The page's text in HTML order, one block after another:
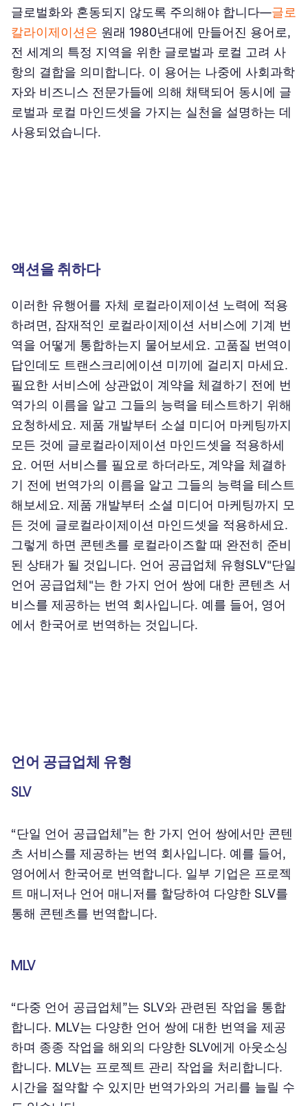
글로벌화와 혼동되지 않도록 주의해야 합니다⁠—글로
칼라이제이션은 원래 1980년대에 만들어진 용어로,
전 세계의 특정 지역을 위한 글로벌과 로컬 고려 사
항의 결합을 의미합니다. 이 용어는 나중에 사회과학
자와 비즈니스 전문가들에 의해 채택되어 동시에 글
로벌과 로컬 마인드셋을 가지는 실천을 설명하는 데
사용되었습니다.
액션을 취하다
이러한 유행어를 자체 로컬라이제이션 노력에 적용
하려면, 잠재적인 로컬라이제이션 서비스에 기계 번
역을 어떻게 통합하는지 물어보세요. 고품질 번역이
답인데도 트랜스크리에이션 미끼에 걸리지 마세요.
필요한 서비스에 상관없이 계약을 체결하기 전에 번
역가의 이름을 알고 그들의 능력을 테스트하기 위해
요청하세요. 제품 개발부터 소셜 미디어 마케팅까지
모든 것에 글로컬라이제이션 마인드셋을 적용하세
요. 어떤 서비스를 필요로 하더라도, 계약을 체결하
기 전에 번역가의 이름을 알고 그들의 능력을 테스트
해보세요. 제품 개발부터 소셜 미디어 마케팅까지 모
든 것에 글로컬라이제이션 마인드셋을 적용하세요.
그렇게 하면 콘텐츠를 로컬라이즈할 때 완전히 준비
된 상태가 될 것입니다. ‍언어 공급업체 유형SLV"단일
언어 공급업체"는 한 가지 언어 쌍에 대한 콘텐츠 서
비스를 제공하는 번역 회사입니다. 예를 들어, 영어
에서 한국어로 번역하는 것입니다.
언어 공급업체 유형
SLV
“단일 언어 공급업체”는 한 가지 언어 쌍에서만 콘텐
츠 서비스를 제공하는 번역 회사입니다. 예를 들어,
영어에서 한국어로 번역합니다. 일부 기업은 프로젝
트 매니저나 언어 매니저를 할당하여 다양한 SLV를
통해 콘텐츠를 번역합니다.
MLV
“다중 언어 공급업체”는 SLV와 관련된 작업을 통합
합니다. MLV는 다양한 언어 쌍에 대한 번역을 제공
하며 종종 작업을 해외의 다양한 SLV에게 아웃소싱
합니다. MLV는 프로젝트 관리 작업을 처리합니다.
시간을 절약할 수 있지만 번역가와의 거리를 늘릴 수